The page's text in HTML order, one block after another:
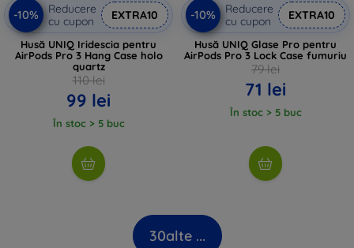
-10%
Reducere
cu cupon
EXTRA10
Husă UNIQ Iridescia pentru
AirPods Pro 3 Hang Case holo
quartz
110 lei
99 lei
În stoc > 5 buc
-10%
Reducere
cu cupon
EXTRA10
Husă UNIQ Glase Pro pentru
AirPods Pro 3 Lock Case fumuriu
79 lei
71 lei
În stoc > 5 buc
30alte ...